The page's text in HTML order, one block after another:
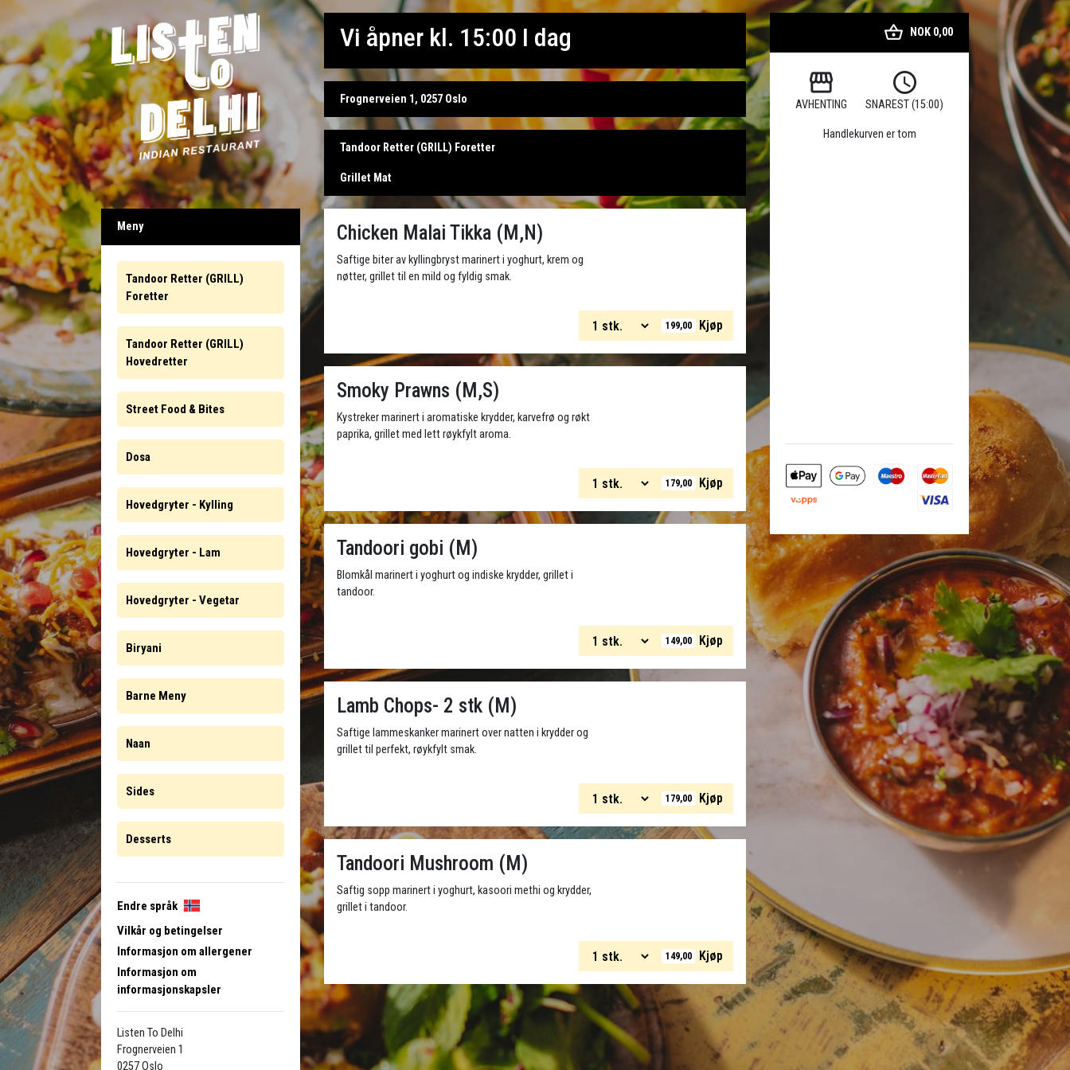
Meny
Tandoor Retter (GRILL)
Foretter
Tandoor Retter (GRILL)
Hovedretter
Street Food & Bites
Dosa
Hovedgryter - Kylling
Hovedgryter - Lam
Hovedgryter - Vegetar
Biryani
Barne Meny
Naan
Sides
Desserts
Endre språk
Vilkår og betingelser
Informasjon om allergener
Informasjon om
informasjonskapsler
Listen To Delhi
Frognerveien 1
0257 Oslo
Vi åpner kl. 15:00 I dag
Frognerveien 1, 0257 Oslo
Tandoor Retter (GRILL) Foretter
Grillet Mat
Chicken Malai Tikka (M,N)
Saftige biter av kyllingbryst marinert i yoghurt, krem og
nøtter, grillet til en mild og fyldig smak.
199,00 Kjøp
Smoky Prawns (M,S)
Kystreker marinert i aromatiske krydder, karvefrø og røkt
paprika, grillet med lett røykfylt aroma.
179,00 Kjøp
Tandoori gobi (M)
Blomkål marinert i yoghurt og indiske krydder, grillet i
tandoor.
149,00 Kjøp
Lamb Chops- 2 stk (M)
Saftige lammeskanker marinert over natten i krydder og
grillet til perfekt, røykfylt smak.
179,00 Kjøp
Tandoori Mushroom (M)
Saftig sopp marinert i yoghurt, kasoori methi og krydder,
grillet i tandoor.
149,00 Kjøp
shopping_basket NOK 0,00
storefront
AVHENTING
watch_later
SNAREST (15:00)
Handlekurven er tom